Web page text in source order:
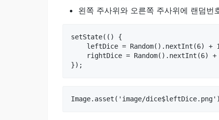
왼쪽 주사위와 오른쪽 주사위에 랜덤번
setState(() {
leftDice = Random().nextInt(6) +
rightDice = Random().nextInt(6) +